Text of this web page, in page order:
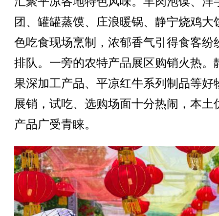
团、罐罐蒸馍、庄浪暖锅、静宁烧鸡大
色吃食现场烹制，浓郁香气引得食客纷
排队。一旁的农特产品展区购销火热。
果深加工产品、平凉红牛系列制品等好
展销，试吃、选购场面十分热闹，本土
产品广受青睐。